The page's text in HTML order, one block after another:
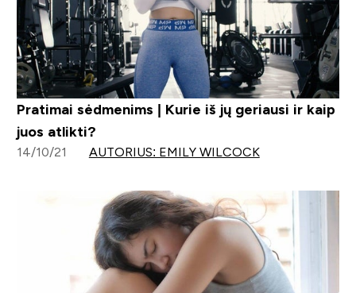
Pratimai sėdmenims | Kurie iš jų geriausi ir kaip
juos atlikti?
14/10/21 AUTORIUS: EMILY WILCOCK